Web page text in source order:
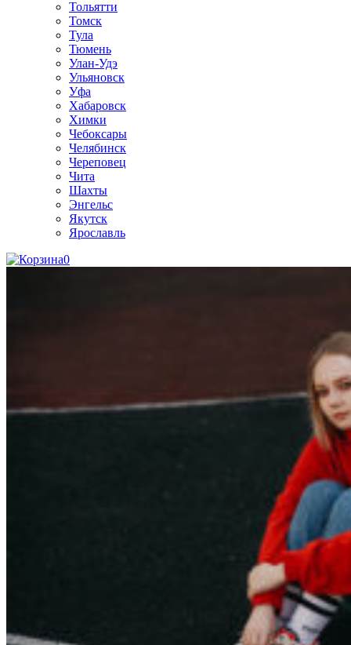
Тольятти
Томск
Тула
Тюмень
Улан-Удэ
Ульяновск
Уфа
Хабаровск
Химки
Чебоксары
Челябинск
Череповец
Чита
Шахты
Энгельс
Якутск
Ярославль
0